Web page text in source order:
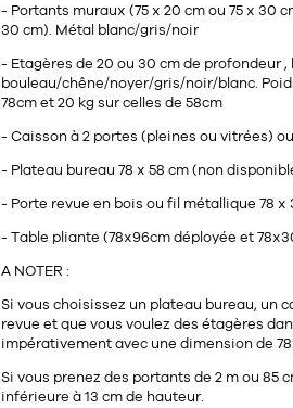
- Portants muraux (75 x 20 cm ou 75 x 30
30 cm). Métal blanc/gris/noir
- Etagères de 20 ou 30 cm de profondeur
bouleau/chêne/noyer/gris/noir/blanc.
78cm et 20 kg sur celles de 58cm
- Caisson à 2 portes (pleines ou vitrées)
- Plateau bureau 78 x 58 cm (non
- Porte revue en bois ou fil métallique 78 x
- Table pliante (78x96cm déployée et
A NOTER :
Si vous choisissez un plateau bureau, un
revue et que vous voulez des étagères
impérativement avec une dimension de
Si vous prenez des portants de 2 m ou 85
inférieure à 13 cm de hauteur.